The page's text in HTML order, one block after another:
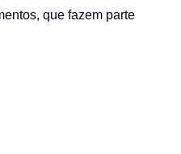
que fazem parte